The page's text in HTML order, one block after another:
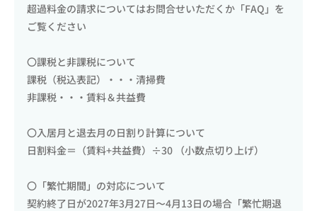
超過料金の請求についてはお問合せいただくか「FAQ」を
ご覧ください
〇課税と非課税について
課税（税込表記）・・・清掃費
非課税・・・賃料＆共益費
〇入居月と退去月の日割り計算について
日割料金＝（賃料+共益費）÷30 （小数点切り上げ）
〇「繁忙期間」の対応について
契約終了日が2027年3月27日〜4月13日の場合「繁忙期退